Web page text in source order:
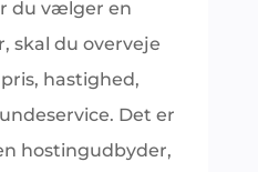
du vælger en
skal du overveje
hastighed,
Det er
hostingudbyder,